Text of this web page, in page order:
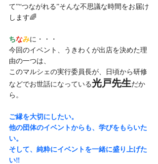
て”“つながれる”そんな不思議な時間をお届け
します🌈
ちなみに・・・
今回のイベント、うきわくが出店を決めた理
由の一つは、
このマルシェの実行委員長が、日頃から研修
などでお世話になっている光戸先生だか
ら。
ご縁を大切にしたい。
他の団体のイベントからも、学びをもらいた
い。
そして、純粋にイベントを一緒に盛り上げた
い‼